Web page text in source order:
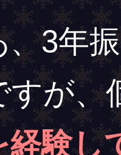
年振
すが、
経験し